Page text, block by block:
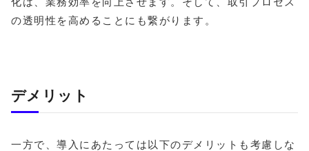
の透明性を高めることにも繋がります。
デメリット
一方で、導入にあたっては以下のデメリットも考慮しな